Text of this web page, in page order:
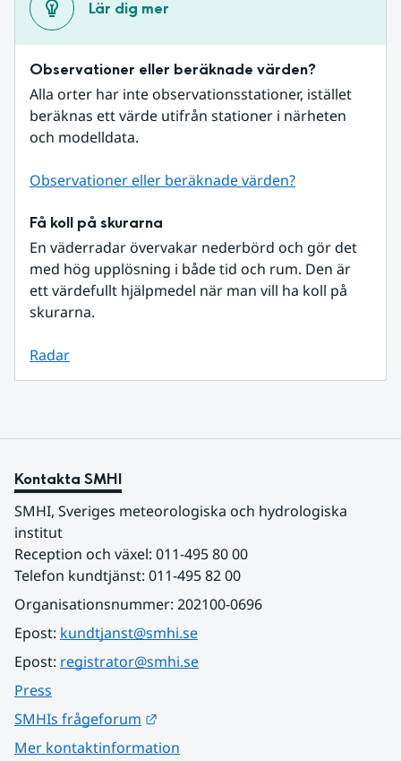
Lär dig mer
Observationer eller beräknade värden?
Alla orter har inte observationsstationer, istället
beräknas ett värde utifrån stationer i närheten
och modelldata.
Observationer eller beräknade värden?
Få koll på skurarna
En väderradar övervakar nederbörd och gör det
med hög upplösning i både tid och rum. Den är
ett värdefullt hjälpmedel när man vill ha koll på
skurarna.
Radar
Kontakta SMHI
SMHI, Sveriges meteorologiska och hydrologiska
institut
Reception och växel: 011-495 80 00
Telefon kundtjänst: 011-495 82 00
Organisationsnummer: 202100-0696
Epost: kundtjanst@smhi.se
Epost: registrator@smhi.se
Press
SMHIs frågeforum
Mer kontaktinformation